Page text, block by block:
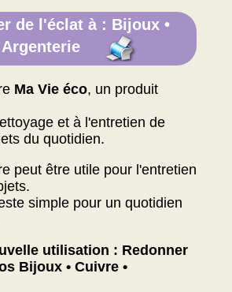
de l'éclat à : Bijoux •
Argenterie
Ma Vie éco, un produit
et à l'entretien de
du quotidien.
peut être utile pour l'entretien
simple pour un quotidien
utilisation : Redonner
Bijoux • Cuivre •